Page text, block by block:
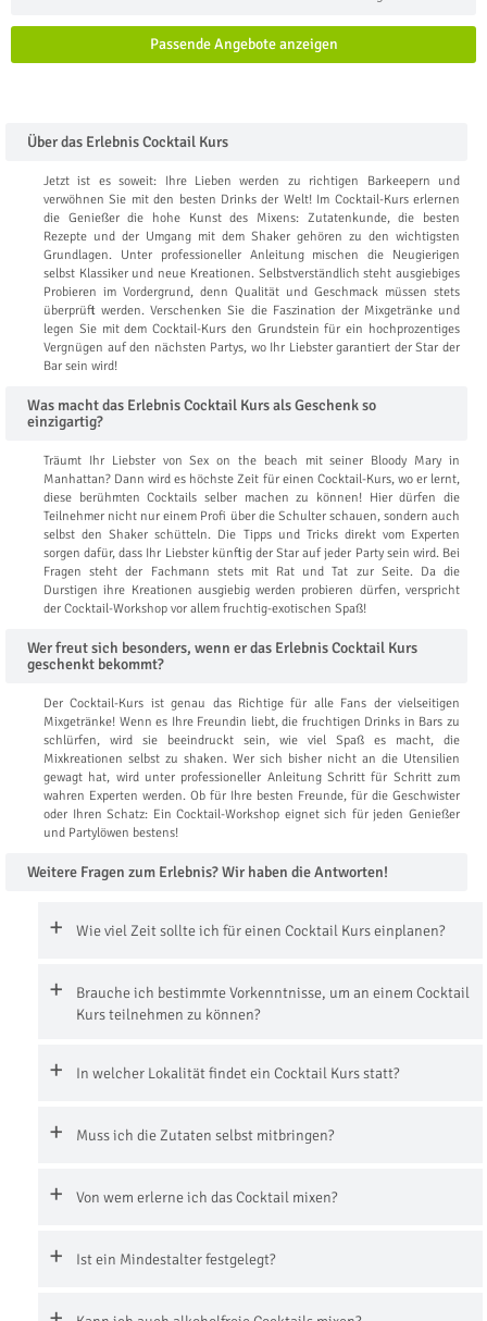
Passende Angebote anzeigen
Über das Erlebnis Cocktail Kurs
Jetzt ist es soweit: Ihre Lieben werden zu richtigen Barkeepern und
verwöhnen Sie mit den besten Drinks der Welt! Im Cocktail-Kurs erlernen
die Genießer die hohe Kunst des Mixens: Zutatenkunde, die besten
Rezepte und der Umgang mit dem Shaker gehören zu den wichtigsten
Grundlagen. Unter professioneller Anleitung mischen die Neugierigen
selbst Klassiker und neue Kreationen. Selbstverständlich steht ausgiebiges
Probieren im Vordergrund, denn Qualität und Geschmack müssen stets
überprüft werden. Verschenken Sie die Faszination der Mixgetränke und
legen Sie mit dem Cocktail-Kurs den Grundstein für ein hochprozentiges
Vergnügen auf den nächsten Partys, wo Ihr Liebster garantiert der Star der
Bar sein wird!
Was macht das Erlebnis Cocktail Kurs als Geschenk so
einzigartig?
Träumt Ihr Liebster von Sex on the beach mit seiner Bloody Mary in
Manhattan? Dann wird es höchste Zeit für einen Cocktail-Kurs, wo er lernt,
diese berühmten Cocktails selber machen zu können! Hier dürfen die
Teilnehmer nicht nur einem Profi über die Schulter schauen, sondern auch
selbst den Shaker schütteln. Die Tipps und Tricks direkt vom Experten
sorgen dafür, dass Ihr Liebster künftig der Star auf jeder Party sein wird. Bei
Fragen steht der Fachmann stets mit Rat und Tat zur Seite. Da die
Durstigen ihre Kreationen ausgiebig werden probieren dürfen, verspricht
der Cocktail-Workshop vor allem fruchtig-exotischen Spaß!
Wer freut sich besonders, wenn er das Erlebnis Cocktail Kurs
geschenkt bekommt?
Der Cocktail-Kurs ist genau das Richtige für alle Fans der vielseitigen
Mixgetränke! Wenn es Ihre Freundin liebt, die fruchtigen Drinks in Bars zu
schlürfen, wird sie beeindruckt sein, wie viel Spaß es macht, die
Mixkreationen selbst zu shaken. Wer sich bisher nicht an die Utensilien
gewagt hat, wird unter professioneller Anleitung Schritt für Schritt zum
wahren Experten werden. Ob für Ihre besten Freunde, für die Geschwister
oder Ihren Schatz: Ein Cocktail-Workshop eignet sich für jeden Genießer
und Partylöwen bestens!
Weitere Fragen zum Erlebnis? Wir haben die Antworten!
Wie viel Zeit sollte ich für einen Cocktail Kurs einplanen?
Brauche ich bestimmte Vorkenntnisse, um an einem Cocktail
Kurs teilnehmen zu können?
In welcher Lokalität findet ein Cocktail Kurs statt?
Muss ich die Zutaten selbst mitbringen?
Von wem erlerne ich das Cocktail mixen?
Ist ein Mindestalter festgelegt?